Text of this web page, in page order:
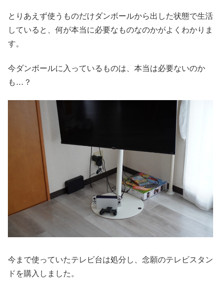
とりあえず使うものだけダンボールから出した状態で生活
していると、何が本当に必要なものなのかがよくわかりま
す。
今ダンボールに入っているものは、本当は必要ないのか
も…？
今まで使っていたテレビ台は処分し、念願のテレビスタン
ドを購入しました。